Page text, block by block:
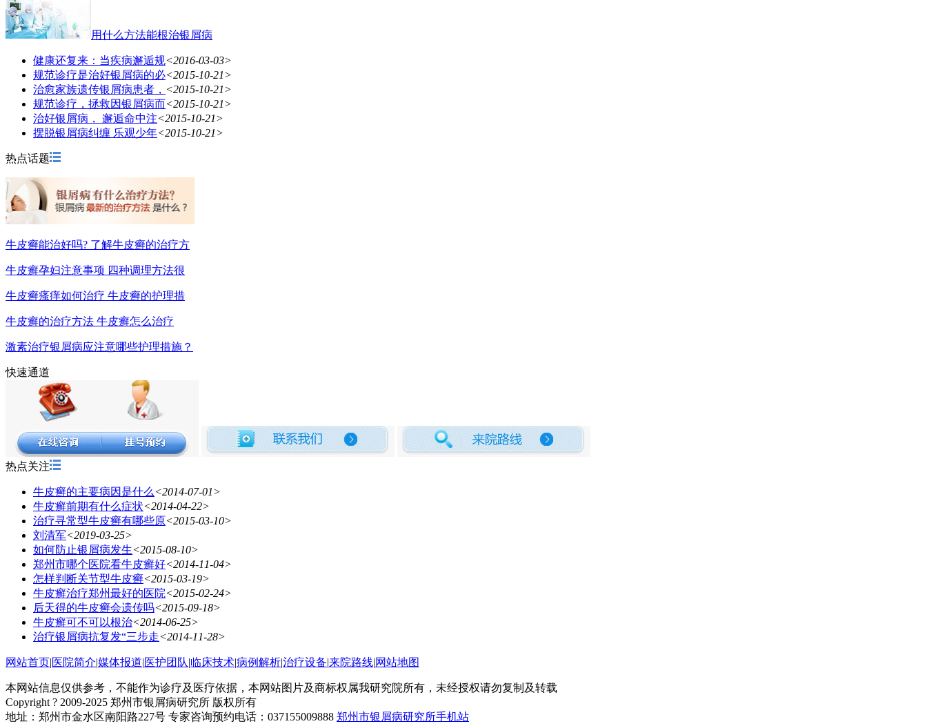
用什么方法能根治银屑病
健康还复来：当疾病邂逅规<2016-03-03>
规范诊疗是治好银屑病的必<2015-10-21>
治愈家族遗传银屑病患者， <2015-10-21>
规范诊疗，拯救因银屑病而<2015-10-21>
治好银屑病， 邂逅命中注<2015-10-21>
摆脱银屑病纠缠 乐观少年<2015-10-21>
热点话题
牛皮癣能治好吗? 了解牛皮癣的治疗方
牛皮癣孕妇注意事项 四种调理方法很
牛皮癣瘙痒如何治疗 牛皮癣的护理措
牛皮癣的治疗方法 牛皮癣怎么治疗
激素治疗银屑病应注意哪些护理措施？
快速通道
热点关注
牛皮癣的主要病因是什么 <2014-07-01>
牛皮癣前期有什么症状<2014-04-22>
治疗寻常型牛皮癣有哪些原<2015-03-10>
刘清军<2019-03-25>
如何防止银屑病发生<2015-08-10>
郑州市哪个医院看牛皮癣好<2014-11-04>
怎样判断关节型牛皮癣<2015-03-19>
牛皮癣治疗郑州最好的医院<2015-02-24>
后天得的牛皮癣会遗传吗<2015-09-18>
牛皮癣可不可以根治<2014-06-25>
治疗银屑病抗复发“三步走<2014-11-28>
网站首页|医院简介|媒体报道|医护团队|临床技术|病例解析|治疗设备|来院路线|网站地图
本网站信息仅供参考，不能作为诊疗及医疗依据，本网站图片及商标权属我研究院所有，未经授权请勿复制及转载
Copyright ? 2009-2025 郑州市银屑病研究所 版权所有
地址：郑州市金水区南阳路227号 专家咨询预约电话：037155009888 郑州市银屑病研究所手机站